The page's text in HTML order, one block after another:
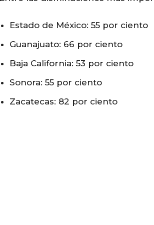
Estado de México: 55 por ciento
Guanajuato: 66 por ciento
Baja California: 53 por ciento
Sonora: 55 por ciento
Zacatecas: 82 por ciento